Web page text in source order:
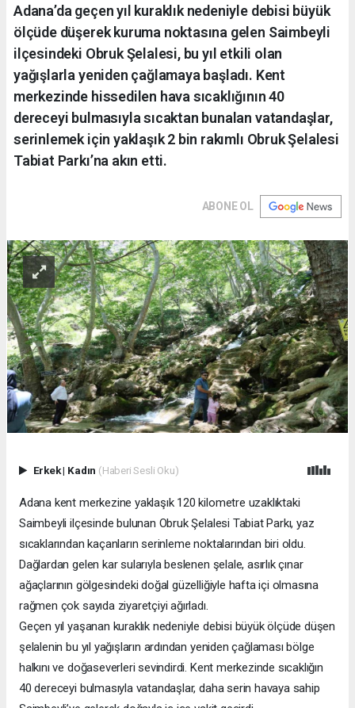
Adana’da geçen yıl kuraklık nedeniyle debisi büyük
ölçüde düşerek kuruma noktasına gelen Saimbeyli
ilçesindeki Obruk Şelalesi, bu yıl etkili olan
yağışlarla yeniden çağlamaya başladı. Kent
merkezinde hissedilen hava sıcaklığının 40
dereceyi bulmasıyla sıcaktan bunalan vatandaşlar,
serinlemek için yaklaşık 2 bin rakımlı Obruk Şelalesi
Tabiat Parkı’na akın etti.
ABONE OL
Erkek| Kadın (Haberi Sesli Oku)
Adana kent merkezine yaklaşık 120 kilometre uzaklıktaki
Saimbeyli ilçesinde bulunan Obruk Şelalesi Tabiat Parkı, yaz
sıcaklarından kaçanların serinleme noktalarından biri oldu.
Dağlardan gelen kar sularıyla beslenen şelale, asırlık çınar
ağaçlarının gölgesindeki doğal güzelliğiyle hafta içi olmasına
rağmen çok sayıda ziyaretçiyi ağırladı.
Geçen yıl yaşanan kuraklık nedeniyle debisi büyük ölçüde düşen
şelalenin bu yıl yağışların ardından yeniden çağlaması bölge
halkını ve doğaseverleri sevindirdi. Kent merkezinde sıcaklığın
40 dereceyi bulmasıyla vatandaşlar, daha serin havaya sahip